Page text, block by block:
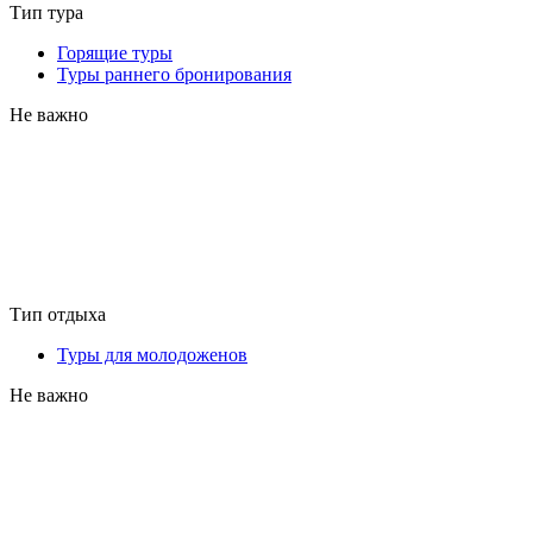
Тип тура
Горящие туры
Туры раннего бронирования
Не важно
Тип отдыха
Туры для молодоженов
Не важно